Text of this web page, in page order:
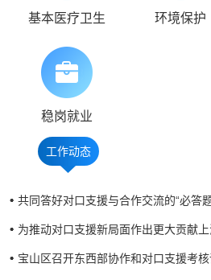
基本医疗卫生 环境保护
稳岗就业
工作动态
共同答好对口支援与合作交流的“必答
为推动对口支援新局面作出更大贡献
宝山区召开东西部协作和对口支援考核